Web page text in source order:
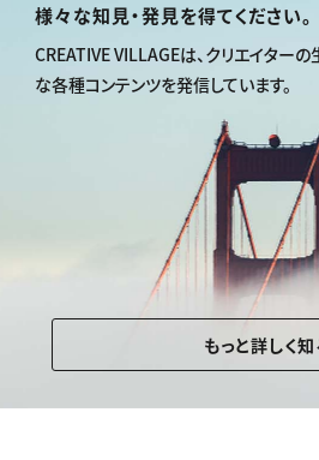
様々な知見・発見を得てください。
CREATIVE VILLAGEは、クリエイター
な各種コンテンツを発信しています。
もっと詳しく